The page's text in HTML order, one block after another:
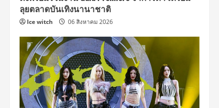
ลุยตลาดบันเทิงนานาชาติ
Ice witch 06 สิงหาคม 2026